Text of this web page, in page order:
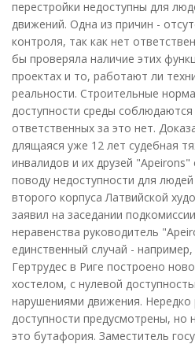
перестройки недоступны для
движений. Одна из причин -
контроля, так как нет
бы проверяла наличие этих
проектах и то, работают ли
реальности. Строительные
доступности среды
ответственных за это нет.
длящаяся уже 12 лет судебная
инвалидов и их друзей
поводу недоступности для
второго корпуса Латвийской
заявил на заседании
неравенства руководитель
единственный случай -
Гертрудес в Риге построено
хостелом, с нулевой
нарушениями движения.
доступности предусмотрены, но
это бутафория. Заместитель